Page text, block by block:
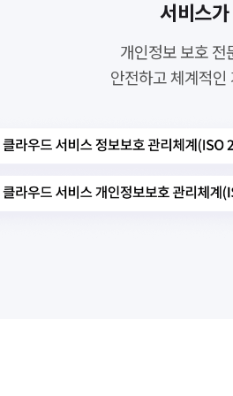
서비스
개인정보 보호 전
안전하고 체계적